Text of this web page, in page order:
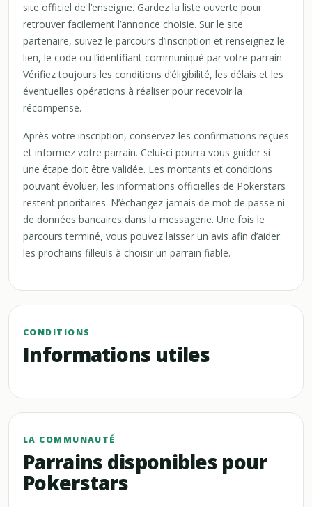
site officiel de l’enseigne. Gardez la liste ouverte pour
retrouver facilement l’annonce choisie. Sur le site
partenaire, suivez le parcours d’inscription et renseignez le
lien, le code ou l’identifiant communiqué par votre parrain.
Vérifiez toujours les conditions d’éligibilité, les délais et les
éventuelles opérations à réaliser pour recevoir la
récompense.
Après votre inscription, conservez les confirmations reçues
et informez votre parrain. Celui-ci pourra vous guider si
une étape doit être validée. Les montants et conditions
pouvant évoluer, les informations officielles de Pokerstars
restent prioritaires. N’échangez jamais de mot de passe ni
de données bancaires dans la messagerie. Une fois le
parcours terminé, vous pouvez laisser un avis afin d’aider
les prochains filleuls à choisir un parrain fiable.
CONDITIONS
Informations utiles
LA COMMUNAUTÉ
Parrains disponibles pour
Pokerstars